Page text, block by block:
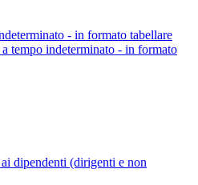
- in formato tabellare
tempo indeterminato - in formato
dipendenti (dirigenti e non